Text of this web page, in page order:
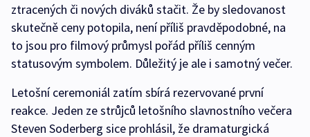
ztracených či nových diváků stačit. Že by sledovanost
skutečně ceny potopila, není příliš pravděpodobné, na
to jsou pro filmový průmysl pořád příliš cenným
statusovým symbolem. Důležitý je ale i samotný večer.
Letošní ceremoniál zatím sbírá rezervované první
reakce. Jeden ze strůjců letošního slavnostního večera
Steven Soderberg sice prohlásil, že dramaturgická